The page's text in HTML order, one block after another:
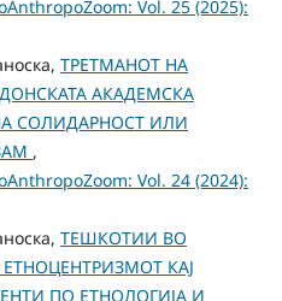
Vol. 25 (2025):
ТРЕТМАНОТ НА
АКАДЕМСКА
СОЛИДАРНОСТ ИЛИ
,
Vol. 24 (2024):
ТЕШКОТИИ ВО
КАЈ
ПО ЕТНОЛОГИЈА И